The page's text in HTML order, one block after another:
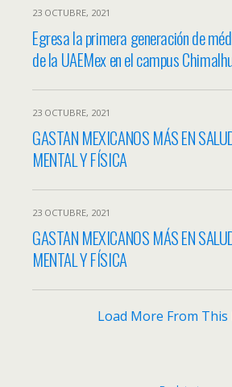
23 OCTUBRE, 2021
Egresa la primera generación de
de la UAEMex en el campus
23 OCTUBRE, 2021
GASTAN MEXICANOS MÁS EN
MENTAL Y FÍSICA
23 OCTUBRE, 2021
GASTAN MEXICANOS MÁS EN
MENTAL Y FÍSICA
Load More From This